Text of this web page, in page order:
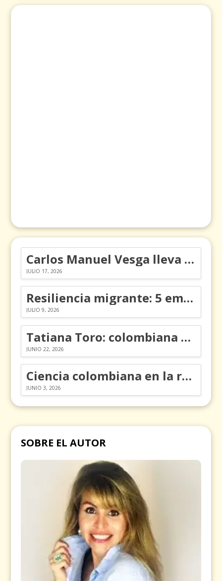
Carlos Manuel Vesga lleva el nombre de Colombia a los Emmy
JULIO 17, 2026
Resiliencia migrante: 5 emociones y cómo gestionarlas
JULIO 9, 2026
Tatiana Toro: colombiana que cambió la historia de las matemáticas
JUNIO 22, 2026
Ciencia colombiana en la revolución de los órganos en chips
JUNIO 3, 2026
SOBRE EL AUTOR